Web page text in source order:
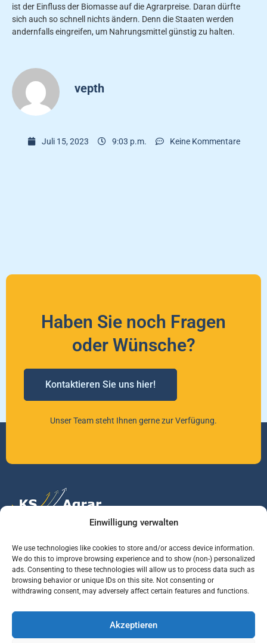
Einwilligung verwalten
We use technologies like cookies to store and/or access device information.
We do this to improve browsing experience and to show (non-) personalized
ads. Consenting to these technologies will allow us to process data such as
browsing behavior or unique IDs on this site. Not consenting or
withdrawing consent, may adversely affect certain features and functions.
Akzeptieren
ist der Einfluss der Biomasse auf die Agrarpreise. Daran dürfte
sich auch so schnell nichts ändern. Denn die Staaten werden
andernfalls eingreifen, um Nahrungsmittel günstig zu halten.
vepth
Juli 15, 2023 9:03 p.m. Keine Kommentare
Haben Sie noch Fragen
oder Wünsche?
Kontaktieren Sie uns hier!
Unser Team steht Ihnen gerne zur Verfügung.
Services Jobs
Business Development
Manager (m/w/d)
Informationen